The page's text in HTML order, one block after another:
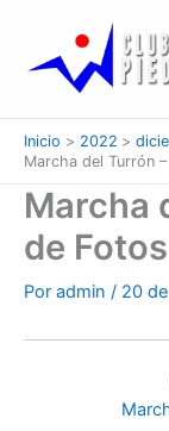
contenido
Inicio 2022
Marcha del Turrón
Marcha
de Fotos
Por admin / 20